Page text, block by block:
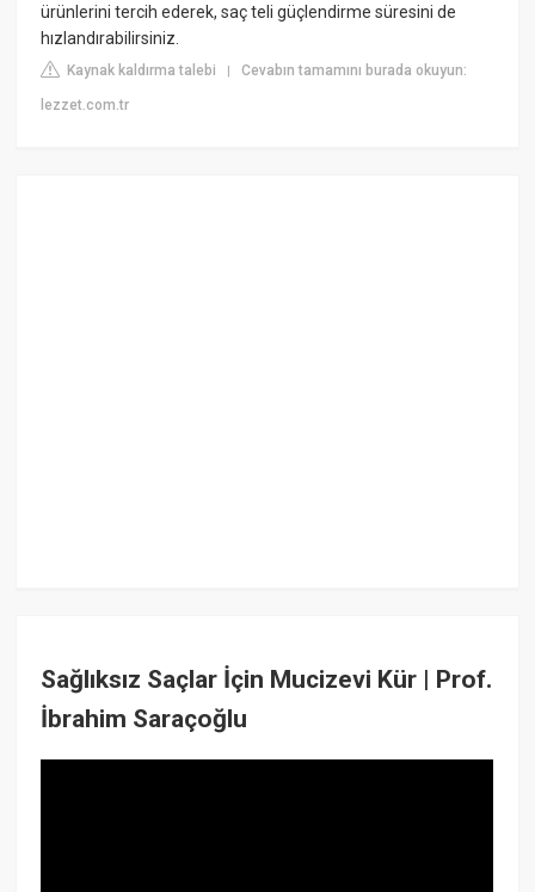
ürünlerini tercih ederek, saç teli güçlendirme süresini de
hızlandırabilirsiniz.
Kaynak kaldırma talebi |Cevabın tamamını burada okuyun:
lezzet.com.tr
Sağlıksız Saçlar İçin Mucizevi Kür | Prof.
İbrahim Saraçoğlu